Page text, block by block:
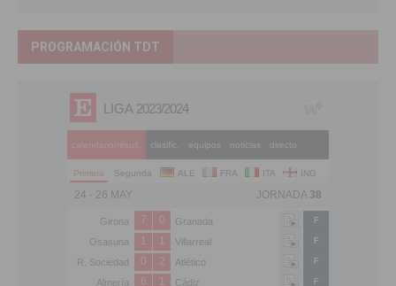
PROGRAMACIÓN TDT